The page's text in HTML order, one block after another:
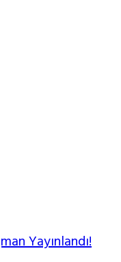
Yayınlandı!